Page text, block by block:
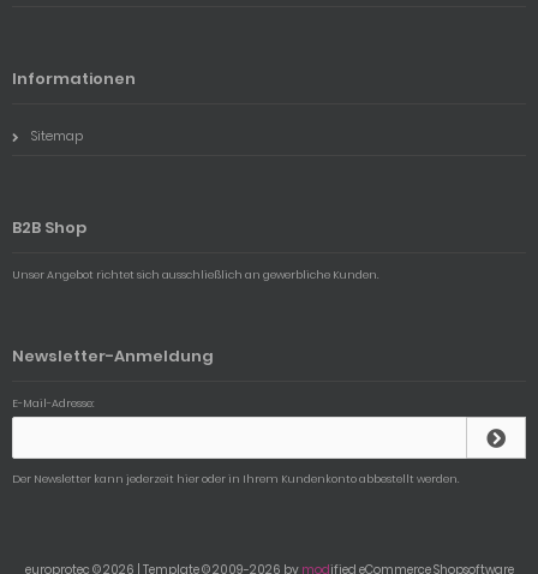
Informationen
Sitemap
B2B Shop
Unser Angebot richtet sich ausschließlich an gewerbliche Kunden.
Newsletter-Anmeldung
E-Mail-Adresse:
Der Newsletter kann jederzeit hier oder in Ihrem Kundenkonto abbestellt werden.
europrotec © 2026 | Template © 2009-2026 by modified eCommerce Shopsoftware